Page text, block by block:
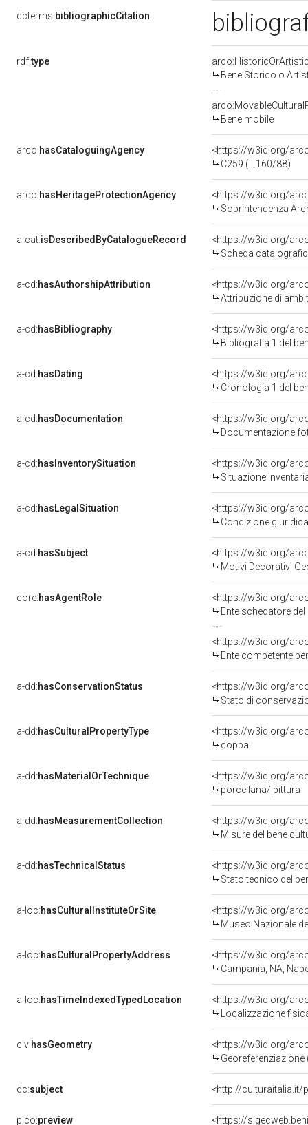
dcterms:bibliographicCitation
rdf:type
Bene Storico o
Bene mobile
arco:hasCataloguingAgency
<https://w3id.org/
C259 (L.160/88)
arco:hasHeritageProtectionAgency
<https://w3id.org/
Soprintendenza
a-cat:isDescribedByCatalogueRecord
<https://w3id.org/
Scheda
a-cd:hasAuthorshipAttribution
<https://w3id.org/
Attribuzione di
a-cd:hasBibliography
<https://w3id.org/
Bibliografia 1 del
a-cd:hasDating
<https://w3id.org/
Cronologia 1 del
a-cd:hasDocumentation
Documentazione
a-cd:hasInventorySituation
<https://w3id.org/
Situazione
a-cd:hasLegalSituation
Condizione
a-cd:hasSubject
<https://w3id.org/
Motivi Decorativi
core:hasAgentRole
<https://w3id.org/
Ente schedatore
<https://w3id.org/
Ente competente per
a-dd:hasConservationStatus
<https://w3id.org/
Stato di
a-dd:hasCulturalPropertyType
<https://w3id.org/
coppa
a-dd:hasMaterialOrTechnique
<https://w3id.org/
porcellana/ pittura
a-dd:hasMeasurementCollection
<https://w3id.org/
Misure del bene
a-dd:hasTechnicalStatus
<https://w3id.org/
Stato tecnico del
a-loc:hasCulturalInstituteOrSite
<https://w3id.org/
Museo Nazionale
a-loc:hasCulturalPropertyAddress
<https://w3id.org/
Campania, NA,
a-loc:hasTimeIndexedTypedLocation
<https://w3id.org/
Localizzazione
clv:hasGeometry
<https://w3id.org/
dc:subject <http://culturaitalia.it/
pico:preview <https://